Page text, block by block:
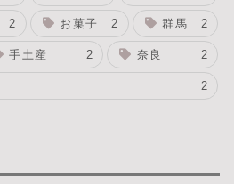
2 お菓子 2 群馬 2
手土産 2 奈良 2
2